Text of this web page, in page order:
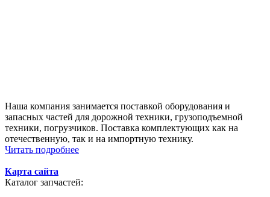
Наша компания занимается поставкой оборудования и
запасных частей для дорожной техники, грузоподъемной
техники, погрузчиков. Поставка комплектующих как на
отечественную, так и на импортную технику.
Читать подробнее
Карта сайта
Каталог запчастей: